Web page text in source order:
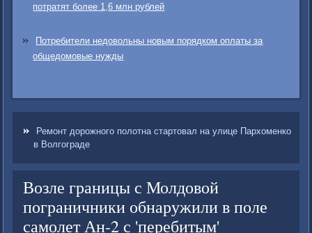
потратят более 1,6 млн рублей
Потребители недовольны новым порядком оплаты за
общедомовые нужды
Ремонт дорожного полотна стартовал на улице Пархоменко
в Волгограде
Возле границы с Молдовой
пограничники обнаружили в поле
самолет Ан-2 с 'перебитым'